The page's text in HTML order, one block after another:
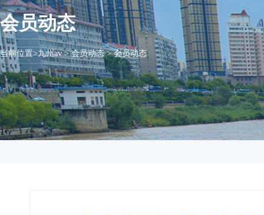
会员动态
当前位置>九州av>会员动态>会员动态